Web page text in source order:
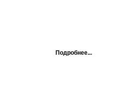
Подробнее...